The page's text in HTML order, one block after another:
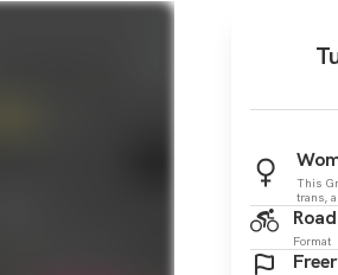
This
trans,
Format